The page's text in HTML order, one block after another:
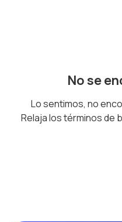
No se
Lo sentimos, no
Relaja los términos de